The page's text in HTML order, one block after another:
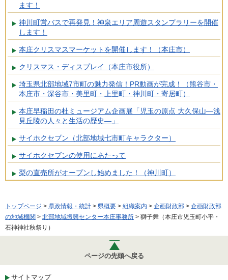
ます！
神川町営バスで再発見！神泉エリア周遊スタンプラリーを開催
します！
本庄クリスマスマーケットを開催します！（本庄市）
クリスマス・ディスプレイ（本庄市役所）
埼玉県北部地域7市町の魅力発信！PR動画が完成！（熊谷市・
本庄市・深谷市・美里町・上里町・神川町・寄居町）
本庄早稲田の杜ミュージアム企画展「児玉の原点 大久保山―浅
見丘陵の人々と生活の歴史―」
サイホクセブン（北部地域七市町キャラクター）
サイホクセブンの使用にあたって
梨の直売所がオープンし始めました！（神川町）
トップページ > 県政情報・統計 > 県概要 > 組織案内 > 企画財政部 > 企画財政部
の地域機関 > 北部地域振興センター本庄事務所 > 獅子舞（本庄市児玉町小平・
石神神社秋祭り）
ページの先頭へ戻る
サイトマップ